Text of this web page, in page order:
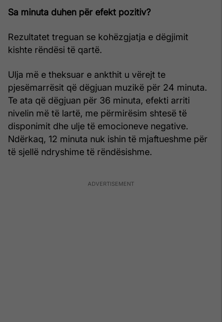
Sa minuta duhen për efekt pozitiv?
Rezultatet treguan se kohëzgjatja e dëgjimit
kishte rëndësi të qartë.
Ulja më e theksuar e ankthit u vërejt te
pjesëmarrësit që dëgjuan muzikë për 24 minuta.
Te ata që dëgjuan për 36 minuta, efekti arriti
nivelin më të lartë, me përmirësim shtesë të
disponimit dhe ulje të emocioneve negative.
Ndërkaq, 12 minuta nuk ishin të mjaftueshme për
të sjellë ndryshime të rëndësishme.